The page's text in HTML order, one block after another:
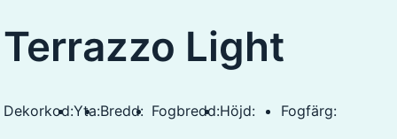
Terrazzo Light
Dekorkod:Yta:Bredd: Fogbredd:Höjd: Fogfärg: